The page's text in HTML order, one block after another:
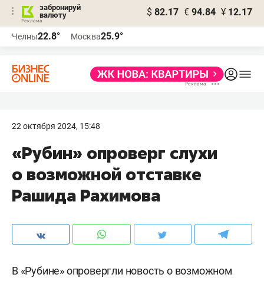
забронируй
валюту
$ 82.17 € 94.84 ¥ 12.17
Челны22.8° Москва25.9°
22 октября 2024, 15:48
«Рубин» опроверг слухи
о возможной отставке
Рашида Рахимова
В «Рубине» опровергли новость о возможном